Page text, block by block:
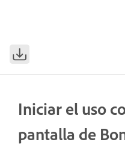
Iniciar el uso
pantalla de